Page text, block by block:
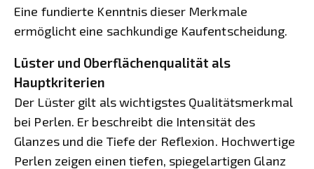
Eine fundierte Kenntnis dieser Merkmale
ermöglicht eine sachkundige Kaufentscheidung.
Lüster und Oberflächenqualität als
Hauptkriterien
Der Lüster gilt als wichtigstes Qualitätsmerkmal
bei Perlen. Er beschreibt die Intensität des
Glanzes und die Tiefe der Reflexion. Hochwertige
Perlen zeigen einen tiefen, spiegelartigen Glanz